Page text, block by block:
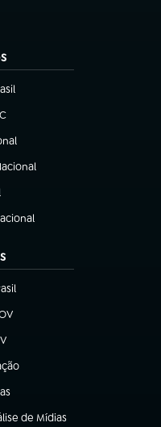
nova aba)
aba)
aba)
nova aba)
aba)
aba)
aba)
aba)
aba)
de Mídias